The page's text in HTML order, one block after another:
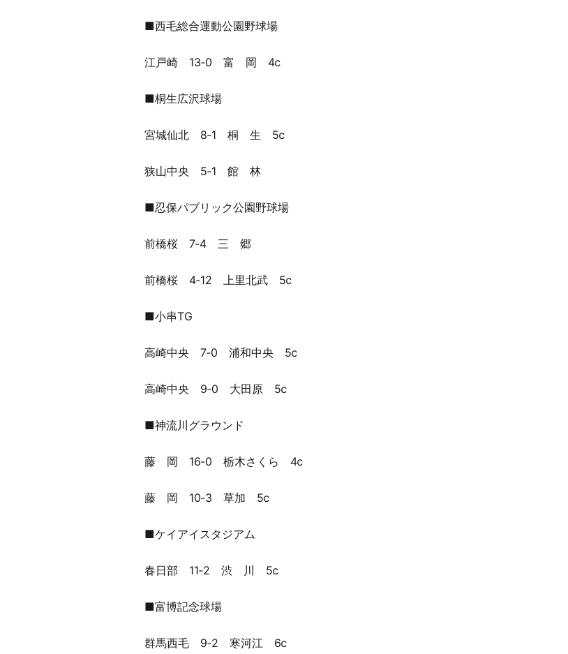
■西毛総合運動公園野球場
江戸崎 13‐0 富 岡 4ⅽ
■桐生広沢球場
宮城仙北 8‐1 桐 生 5ⅽ
狭山中央 5‐1 館 林
■忍保パブリック公園野球場
前橋桜 7‐4 三 郷
前橋桜 4‐12 上里北武 5ⅽ
■小串TG
高崎中央 7‐0 浦和中央 5ⅽ
高崎中央 9‐0 大田原 5ⅽ
■神流川グラウンド
藤 岡 16‐0 栃木さくら 4ⅽ
藤 岡 10‐3 草加 5ⅽ
■ケイアイスタジアム
春日部 11‐2 渋 川 5ⅽ
■富博記念球場
群馬西毛 9‐2 寒河江 6ⅽ